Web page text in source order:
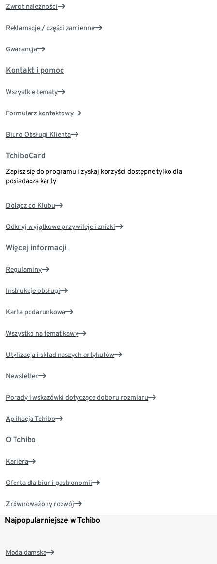
Zwrot należności
Reklamacje / części zamienne
Gwarancja
Kontakt i pomoc
Wszystkie tematy
Formularz kontaktowy
Biuro Obsługi Klienta
TchiboCard
Zapisz się do programu i zyskaj korzyści dostępne tylko dla
posiadacza karty
Dołącz do Klubu
Odkryj wyjątkowe przywileje i zniżki
Więcej informacji
Regulaminy
Instrukcje obsługi
Karta podarunkowa
Wszystko na temat kawy
Utylizacja i skład naszych artykułów
Newsletter
Porady i wskazówki dotyczące doboru rozmiaru
Aplikacja Tchibo
O Tchibo
Kariera
Oferta dla biur i gastronomii
Zrównoważony rozwój
Najpopularniejsze w Tchibo
Moda damska